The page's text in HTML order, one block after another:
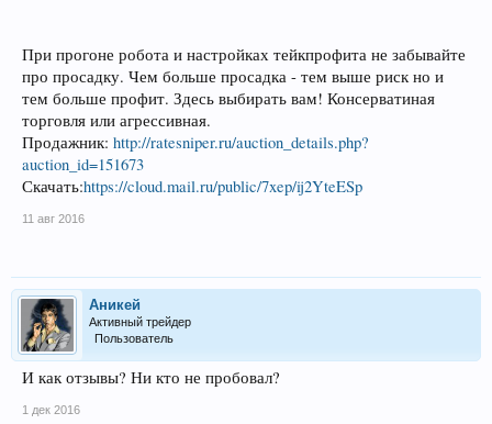
При прогоне робота и настройках тейкпрофита не забывайте
про просадку. Чем больше просадка - тем выше риск но и
тем больше профит. Здесь выбирать вам! Консерватиная
торговля или агрессивная.
Продажник: http://ratesniper.ru/auction_details.php?
auction_id=151673
Скачать:https://cloud.mail.ru/public/7xep/ij2YteESp
11 авг 2016
Аникей
Активный трейдер
Пользователь
И как отзывы? Ни кто не пробовал?
1 дек 2016